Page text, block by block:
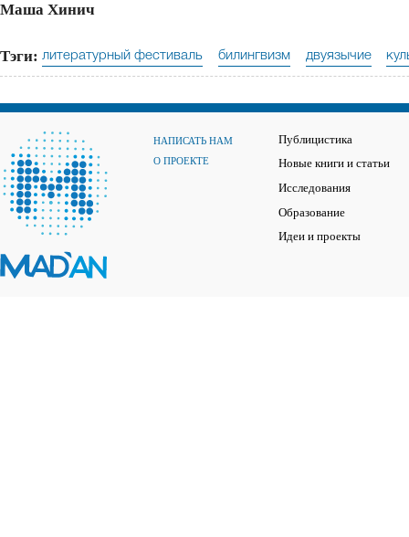
Маша Хинич
Тэги: литературный фестиваль билингвизм двуязычие
НАПИСАТЬ НАМ
О ПРОЕКТЕ
Публицистика
Новые книги и статьи
Исследования
Образование
Идеи и проекты